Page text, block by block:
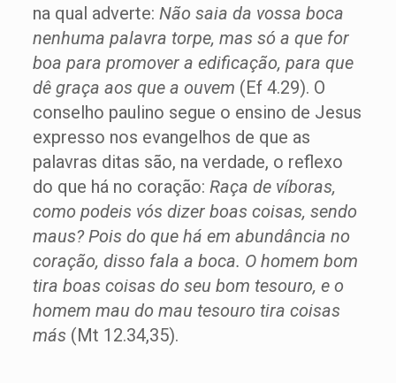
na qual adverte: Não saia da vossa boca
nenhuma palavra torpe, mas só a que for
boa para promover a edificação, para que
dê graça aos que a ouvem (Ef 4.29). O
conselho paulino segue o ensino de Jesus
expresso nos evangelhos de que as
palavras ditas são, na verdade, o reflexo
do que há no coração: Raça de víboras,
como podeis vós dizer boas coisas, sendo
maus? Pois do que há em abundância no
coração, disso fala a boca. O homem bom
tira boas coisas do seu bom tesouro, e o
homem mau do mau tesouro tira coisas
más (Mt 12.34,35).